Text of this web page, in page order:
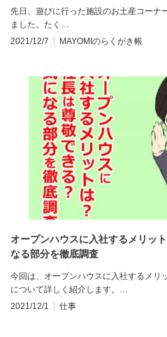
先日、遊びに行った施設のお土産コーナ
ました。たく…
2021/12/7
MAYOMIのらくがき帳
オープンハウスに入社するメリッ
なる部分を徹底調査
今回は、オープンハウスに入社するメリ
について詳しく紹介します。…
2021/12/1
仕事